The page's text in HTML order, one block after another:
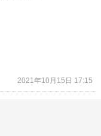
2021年10月15日 17:15